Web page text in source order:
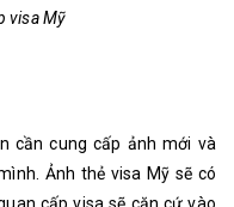
visa Mỹ
cần cung cấp ảnh mới và
Ảnh thẻ visa Mỹ sẽ có